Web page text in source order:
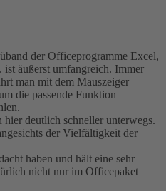
der Officeprogramme Excel,
ist äußerst umfangreich. Immer
man mit dem Mauszeiger
die passende Funktion
deutlich schneller unterwegs.
der Vielfältigkeit der
haben und hält eine sehr
nicht nur im Officepaket